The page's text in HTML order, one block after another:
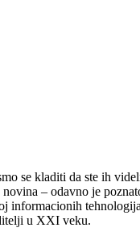
se kladiti da ste ih
– odavno je
informacionih
u XXI veku.